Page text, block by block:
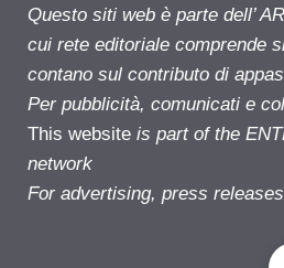
Questo siti web è parte dell’
cui rete editoriale comprende
contano sul contributo di
Per pubblicità, comunicati e
This website is part of the
network
For advertising, press